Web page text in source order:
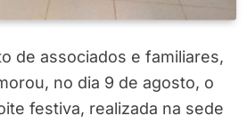
de associados e familiares,
no dia 9 de agosto, o
festiva, realizada na sede